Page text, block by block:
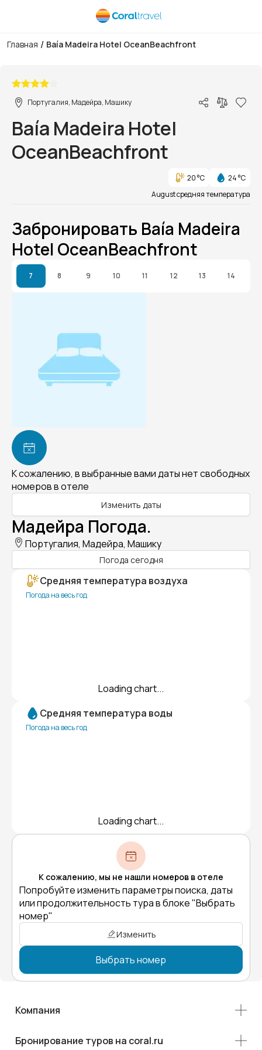
Главная / Baía Madeira Hotel OceanBeachfront
Португалия, Мадейра, Машику
Baía Madeira Hotel
OceanBeachfront
20 °C
24 °C
August средняя температура
Забронировать Baía Madeira
Hotel OceanBeachfront
7 8 9 10 11 12 13 14
К сожалению, в выбранные вами даты нет свободных
номеров в отеле
Изменить даты
Мадейра Погода.
Португалия, Мадейра, Машику
Погода сегодня
Средняя температура воздуха
Погода на весь год
Loading chart...
Средняя температура воды
Погода на весь год
Loading chart...
К сожалению, мы не нашли номеров в отеле
Попробуйте изменить параметры поиска, даты
или продолжительность тура в блоке "Выбрать
номер"
Изменить
Выбрать номер
Компания
Бронирование туров на coral.ru